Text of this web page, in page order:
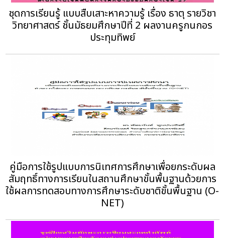
ชุดการเรียนรู้ แบบสืบเสาะหาความรู้ เรื่อง ธาตุ รายวิชา
วิทยาศาสตร์ ชั้นมัธยมศึกษาปีที่ 2 ผลงานครูกนกอร
ประทุมทิพย์
คู่มือการใช้รูปแบบการนิเทศการศึกษาเพื่อยกระดับผล
สัมฤทธิ์ทางการเรียนในสถานศึกษาขั้นพื้นฐานด้วยการ
ใช้ผลการทดสอบทางการศึกษาระดับชาติขั้นพื้นฐาน (O-
NET)